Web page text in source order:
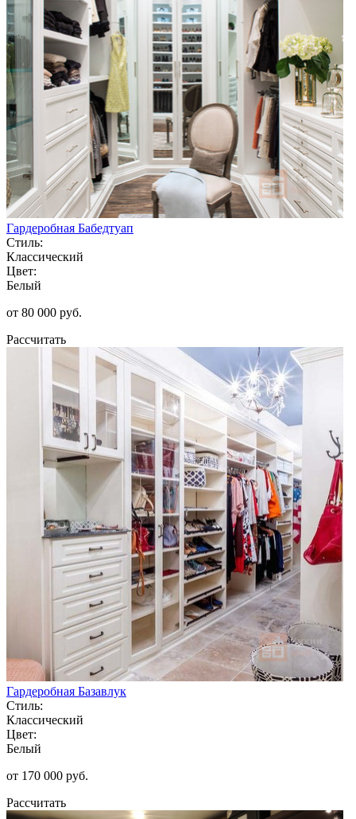
Гардеробная Бабедтуап
Стиль:
Классический
Цвет:
Белый
от 80 000 руб.
Рассчитать
Гардеробная Базавлук
Стиль:
Классический
Цвет:
Белый
от 170 000 руб.
Рассчитать